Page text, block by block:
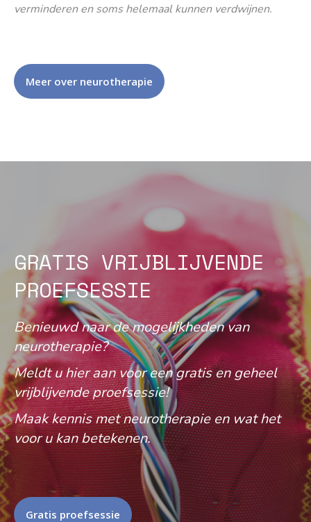
verminderen en soms helemaal kunnen verdwijnen.
Meer over neurotherapie
GRATIS VRIJBLIJVENDE
PROEFSESSIE
Benieuwd naar de mogelijkheden van
neurotherapie?
Meldt u hier aan voor een gratis en geheel
vrijblijvende proefsessie!
Maak kennis met neurotherapie en wat het
voor u kan betekenen.
Gratis proefsessie